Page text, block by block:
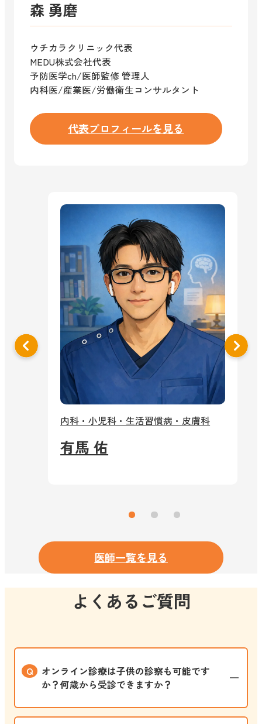
森 勇磨
ウチカラクリニック代表
MEDU株式会社代表
予防医学ch/医師監修 管理人
内科医/産業医/労働衛生コンサルタント
代表プロフィールを見る
内科・小児科・生活習慣病・皮膚科
有馬 佑
医師一覧を見る
よくあるご質問
オンライン診療は子供の診察も可能です
か？何歳から受診できますか？